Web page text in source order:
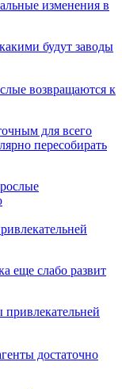
изменения в
возвращаются к
для всего
пересобирать
еще слабо развит
достаточно